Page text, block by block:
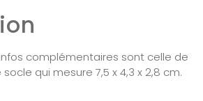
complémentaires sont celle de
qui mesure 7,5 x 4,3 x 2,8 cm.